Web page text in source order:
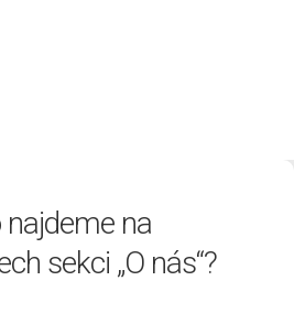
na
sekci „O nás“?